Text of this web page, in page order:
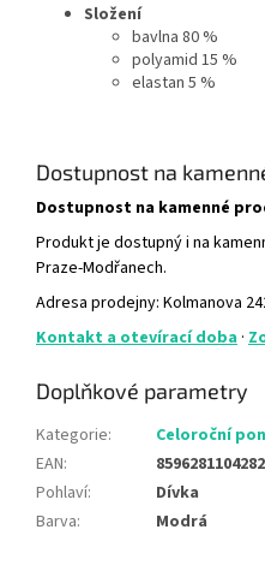
Složení
bavlna 80 %
polyamid 15 %
elastan 5 %
Dostupnost na
Dostupnost na kamenné
Produkt je dostupný i na
Praze-Modřanech.
Adresa prodejny: Kolmanova
Kontakt a otevírací doba ·
Doplňkové parametry
Kategorie:
Celoroční
EAN:
8596281104282
Pohlaví:
Dívka
Barva: Modrá